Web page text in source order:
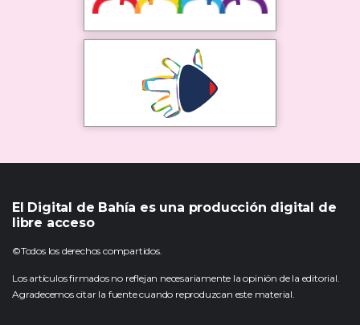
El Digital de Bahía es una producción digital de
libre acceso
©Todos los derechos compartidos.
Los artículos firmados no reflejan necesariamente la opinión de la editorial.
Agradecemos citar la fuente cuando reproduzcan este material.